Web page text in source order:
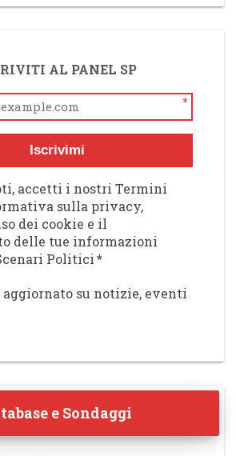
AL PANEL SP
*
Iscrivimi
accetti i nostri Termini
sulla privacy,
dei cookie e il
delle tue informazioni
Politici*
su notizie, eventi
e Sondaggi